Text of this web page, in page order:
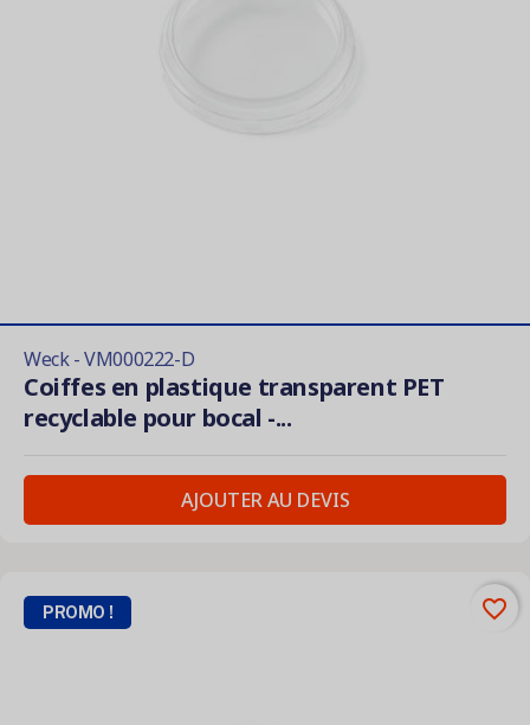
Weck - VM000222-D
Coiffes en plastique transparent PET
recyclable pour bocal -...
AJOUTER AU DEVIS
PROMO ! favorite_border